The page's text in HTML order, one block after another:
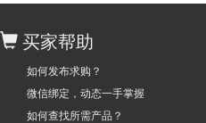
买家帮助
如何发布求购？
微信绑定，动态一手掌握
如何查找所需产品？